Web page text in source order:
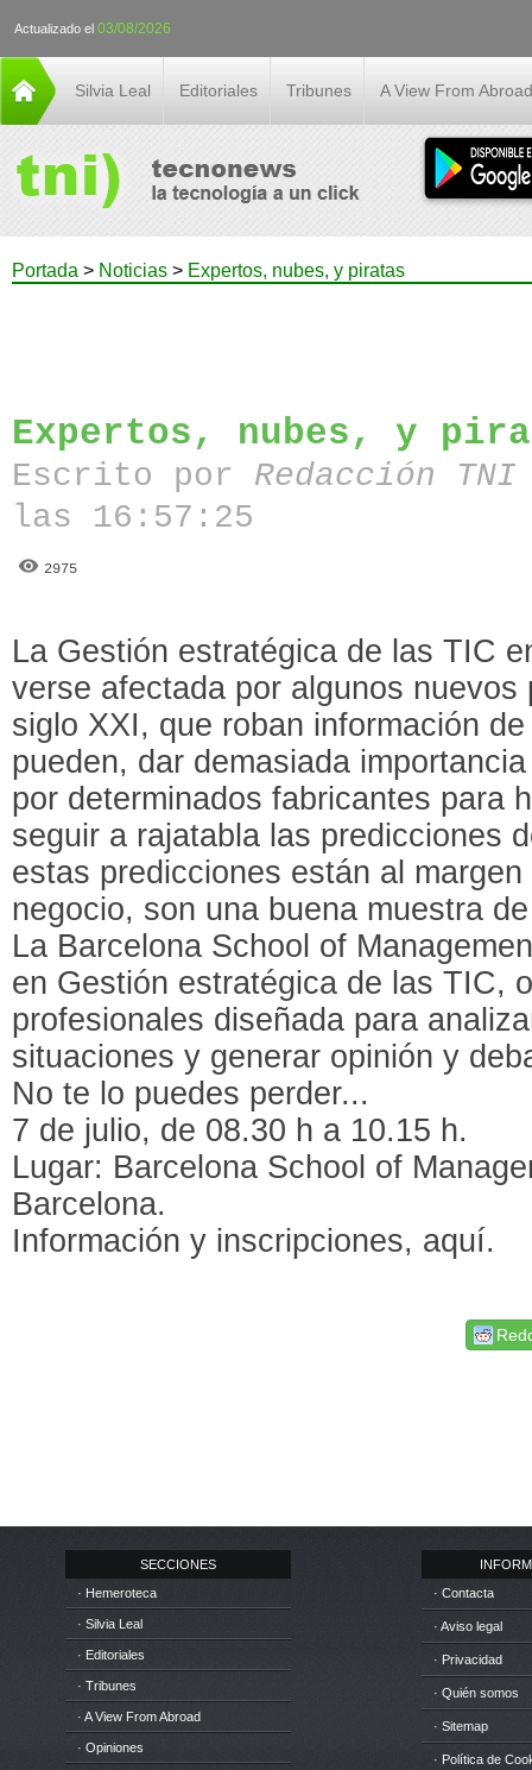
Actualizado el 03/08/2026
Silvia Leal Editoriales Tribunes A View From Abroad
Portada > Noticias > Expertos, nubes, y piratas
Expertos, nubes, y
Escrito por Redacción
las 16:57:25
2975
La Gestión estratégica de las TIC
verse afectada por algunos
siglo XXI, que roban información
pueden, dar demasiada
por determinados fabricantes para
seguir a rajatabla las predicciones
estas predicciones están al
negocio, son una buena muestra
La Barcelona School of
en Gestión estratégica de las TIC,
profesionales diseñada para
situaciones y generar opinión y
No te lo puedes perder...
7 de julio, de 08.30 h a 10.15 h.
Lugar: Barcelona School of
Barcelona.
Información y inscripciones, aquí.
SECCIONES
· Hemeroteca
· Silvia Leal
· Editoriales
· Tribunes
· A View From Abroad
· Opiniones
· Contacta
· Aviso legal
· Privacidad
· Quién somos
· Sitemap
· Política de